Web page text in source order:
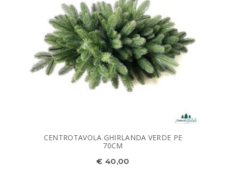
CENTROTAVOLA GHIRLANDA VERDE PE
70CM
€ 40,00